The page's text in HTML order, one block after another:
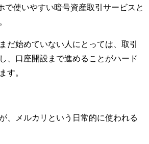
で使いやすい暗号資産取引サービスと
だ始めていない人にとっては、取引
、口座開設まで進めることがハード
す。
、メルカリという日常的に使われる